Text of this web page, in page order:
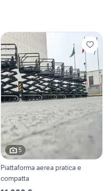
5
Piattaforma aerea pratica e
compatta